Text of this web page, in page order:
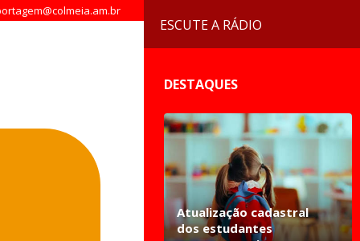
ESCUTE A RÁDIO
DESTAQUES
Atualização cadastral
dos estudantes